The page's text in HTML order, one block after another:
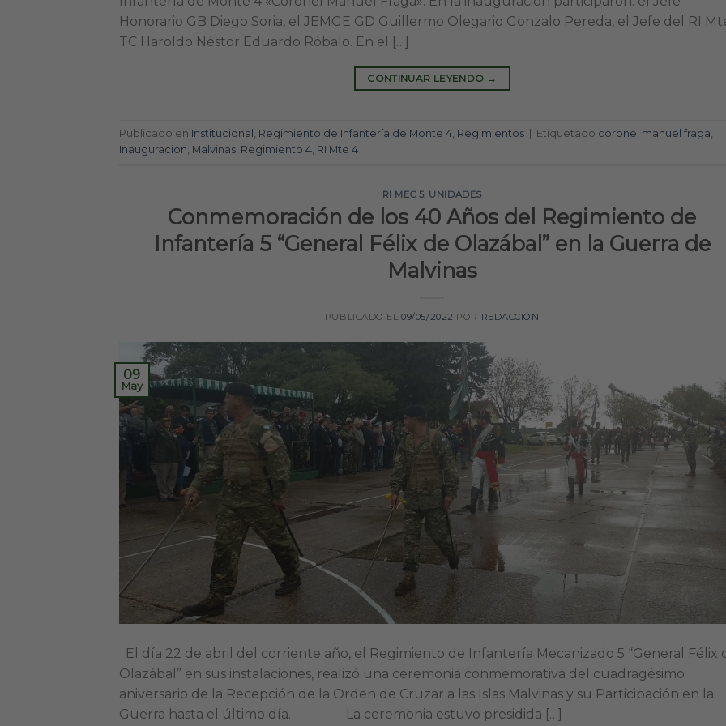
Honorario GB Diego Soria, el JEMGE GD Guillermo Olegario Gonzalo Pereda, el Jefe del RI
TC Haroldo Néstor Eduardo Róbalo. En el […]
CONTINUAR LEYENDO →
Publicado en Institucional , Regimiento de Infantería de Monte 4, Regimientos Etiquetado coronel manuel fraga,
Inauguracion, Malvinas, Regimiento 4, RI Mte 4
RI MEC 5, UNIDADES
Conmemoración de los 40 Años del Regimiento de
Infantería 5 “General Félix de Olazábal” en la Guerra de
Malvinas
PUBLICADO EL09/05/2022 POR REDACCIÓN
09
May
El día 22 de abril del corriente año, el Regimiento de Infantería Mecanizado 5 “General Félix
Olazábal” en sus instalaciones, realizó una ceremonia conmemorativa del cuadragésimo
aniversario de la Recepción de la Orden de Cruzar a las Islas Malvinas y su Participación en la
Guerra hasta el último día. La ceremonia estuvo presidida […]